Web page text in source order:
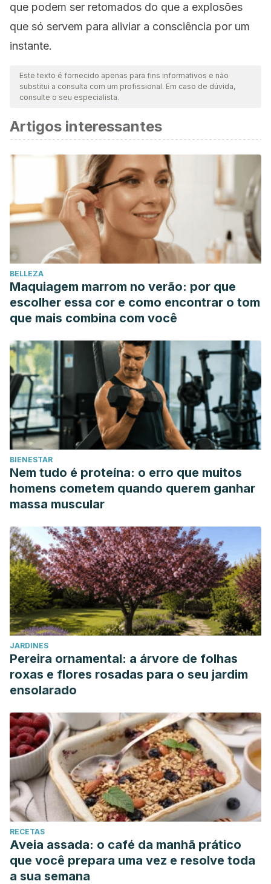
que podem ser retomados do que a explosões
que só servem para aliviar a consciência por um
instante.
Este texto é fornecido apenas para fins informativos e não
substitui a consulta com um profissional. Em caso de dúvida,
consulte o seu especialista.
Artigos interessantes
BELLEZA
Maquiagem marrom no verão: por que
escolher essa cor e como encontrar o tom
que mais combina com você
BIENESTAR
Nem tudo é proteína: o erro que muitos
homens cometem quando querem ganhar
massa muscular
JARDINES
Pereira ornamental: a árvore de folhas
roxas e flores rosadas para o seu jardim
ensolarado
RECETAS
Aveia assada: o café da manhã prático
que você prepara uma vez e resolve toda
a sua semana